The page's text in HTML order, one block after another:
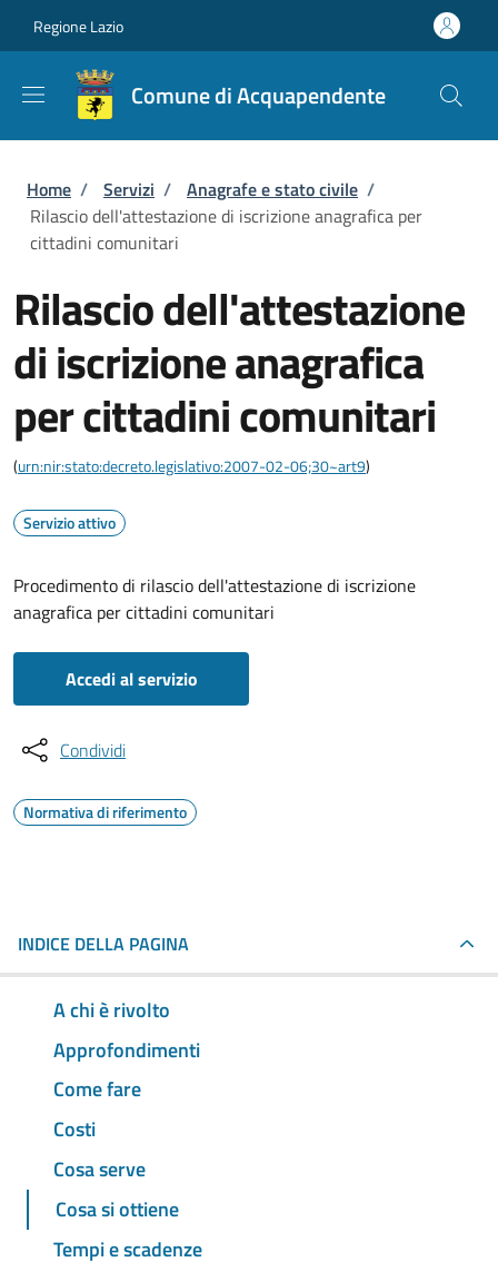
Regione Lazio
Comune di Acquapendente
Briciole di pane
Home / Servizi / Anagrafe e stato civile /
Rilascio dell'attestazione di iscrizione anagrafica per
cittadini comunitari
Rilascio dell'attestazione
di iscrizione anagrafica
per cittadini comunitari
(urn:nir:stato:decreto.legislativo:2007-02-06;30~art9)
Servizio attivo
Procedimento di rilascio dell'attestazione di iscrizione
anagrafica per cittadini comunitari
Accedi al servizio
Condividi
Normativa di riferimento
INDICE DELLA PAGINA
A chi è rivolto
Approfondimenti
Come fare
Costi
Cosa serve
Cosa si ottiene
Tempi e scadenze